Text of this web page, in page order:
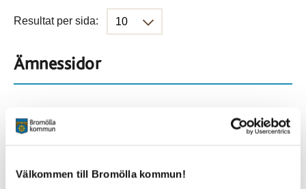
Välkommen till Bromölla kommun!
Resultat per sida:
Ämnessidor
273
Hela webbplatsen